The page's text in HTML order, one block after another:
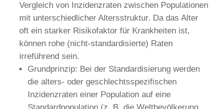
Vergleich von Inzidenzraten zwischen Populationen
mit unterschiedlicher Altersstruktur. Da das Alter
oft ein starker Risikofaktor für Krankheiten ist,
können rohe (nicht-standardisierte) Raten
irreführend sein.
Grundprinzip: Bei der Standardisierung werden
die alters- oder geschlechtsspezifischen
Inzidenzraten einer Population auf eine